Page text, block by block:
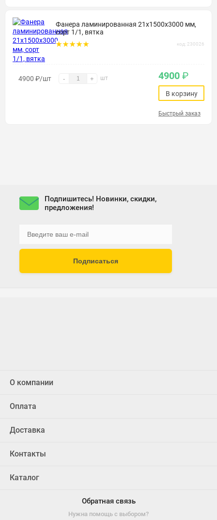
Фанера ламинированная 21х1500х3000 мм,
сорт 1/1, вятка
код: 230026
4900 ₽/шт - + шт 4900 ₽
В корзину
Быстрый заказ
Подпишитесь! Новинки, скидки,
предложения!
Подписаться
О компании
Оплата
Доставка
Контакты
Каталог
Обратная связь
Нужна помощь с выбором?